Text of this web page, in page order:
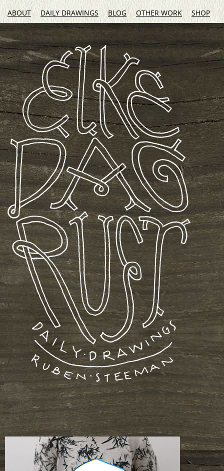
ABOUT DAILY DRAWINGS BLOG OTHER WORK SHOP